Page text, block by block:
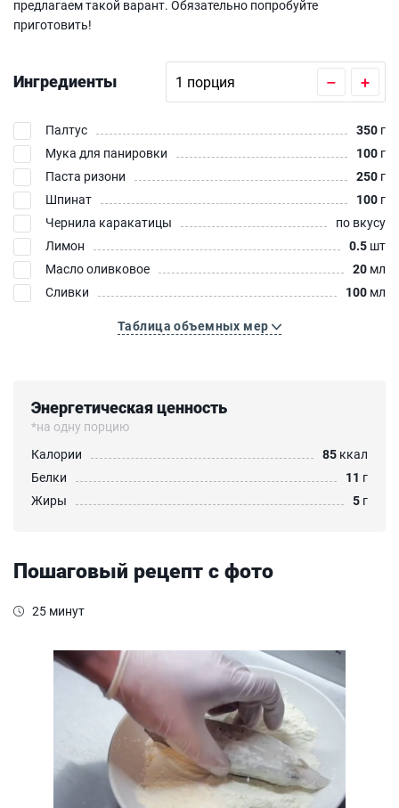
предлагаем такой варант. Обязательно попробуйте
приготовить!
Ингредиенты – +
Палтус 350 г
Мука для панировки
100 г
Паста ризони
250 г
Шпинат
100 г
Чернила каракатицы
по вкусу
Лимон
0.5 шт
Масло оливковое
20 мл
Сливки
100 мл
Таблица объемных мер
Энергетическая ценность
*на одну порцию
Калории
85 ккал
Белки
11 г
Жиры
5 г
Пошаговый рецепт с фото
25 минут